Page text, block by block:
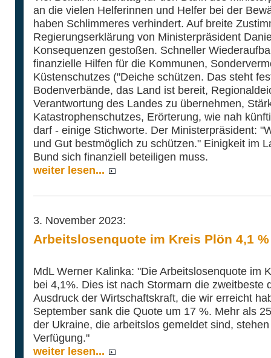
an die vielen Helferinnen und Helfer bei der
haben Schlimmeres verhindert. Auf breite
Regierungserklärung von Ministerpräsident
Konsequenzen gestoßen. Schneller
finanzielle Hilfen für die Kommunen,
Küstenschutzes ("Deiche schützen. Das steht
Bodenverbände, das Land ist bereit,
Verantwortung des Landes zu übernehmen,
Katastrophenschutzes, Erörterung, wie nah
darf - einige Stichworte. Der Ministerpräsident:
und Gut bestmöglich zu schützen." Einigkeit im
Bund sich finanziell beteiligen muss.
weiter lesen...
3. November 2023:
Arbeitslosenquote im Kreis Plön 4,1 %
MdL Werner Kalinka: "Die Arbeitslosenquote im
bei 4,1%. Dies ist nach Stormarn die zweitbeste
Ausdruck der Wirtschaftskraft, die wir erreicht
September sank die Quote um 17 %. Mehr als
der Ukraine, die arbeitslos gemeldet sind,
Verfügung."
weiter lesen...